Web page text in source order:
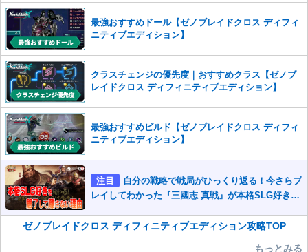
最強おすすめドール【ゼノブレイドクロス ディフィ
ニティブエディション】
クラスチェンジの優先度｜おすすめクラス【ゼノブ
レイドクロス ディフィニティブエディション】
最強おすすめビルド【ゼノブレイドクロス ディフィ
ニティブエディション】
注目
自分の戦略で戦局がひっくり返る！今さらプ
レイしてわかった『三國志 真戦』が本格SLG好きを
ゼノブレイドクロス ディフィニティブエディション攻略TOP
もっとみる